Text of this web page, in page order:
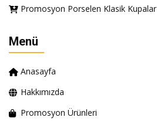
Promosyon Porselen Klasik Kupalar
Menü
Anasayfa
Hakkımızda
Promosyon Ürünleri